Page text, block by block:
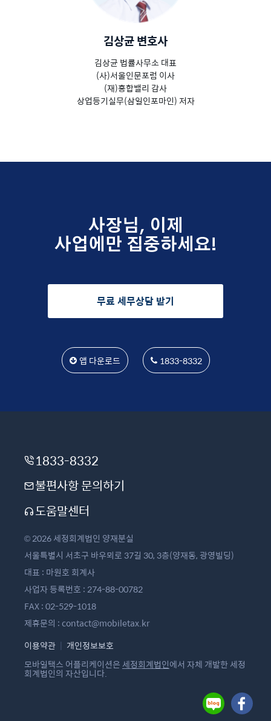
김상균 변호사
김상균 법률사무소 대표
(사)서울인문포럼 이사
(재)홍합밸리 감사
상업등기실무(삼일인포마인) 저자
사장님, 이제
사업에만 집중하세요!
무료 세무상담 받기
앱 다운로드 1833-8332
1833-8332
불편사항 문의하기
도움말센터
© 2026 세정회계법인 양재분실
서울특별시 서초구 바우뫼로 37길 30, 3층(양재동, 광영빌딩)
대표 : 마원호 회계사
사업자 등록번호 : 274-88-00782
FAX : 02-529-1018
제휴문의 : contact@mobiletax.kr
이용약관 | 개인정보보호
모바일택스 어플리케이션은 세정회계법인에서 자체 개발한 세정
회계법인의 자산입니다.